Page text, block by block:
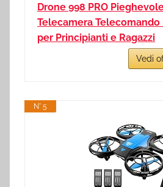
Drone 998 PRO
Telecamera Telecomando
per Principianti e Ragazzi
Vedi
N° 5